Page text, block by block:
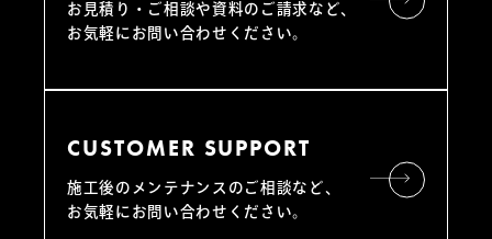
お見積り・ご相談や資料のご請求など、
お気軽にお問い合わせください。
CUSTOMER SUPPORT
施工後のメンテナンスのご相談など、
お気軽にお問い合わせください。